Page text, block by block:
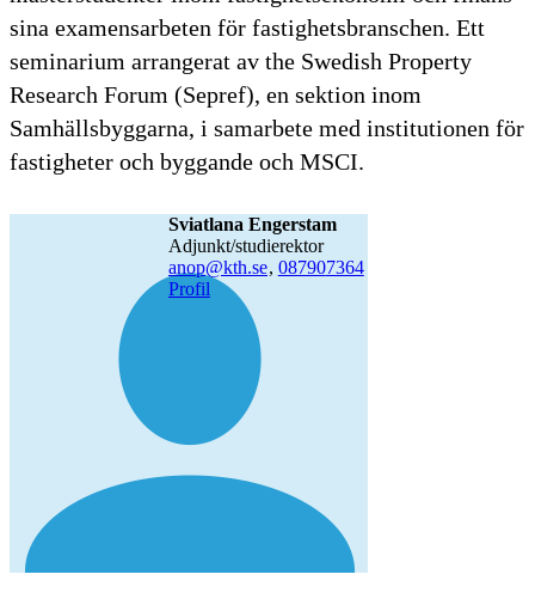
sina examensarbeten för fastighetsbranschen. Ett
seminarium arrangerat av the Swedish Property
Research Forum (Sepref), en sektion inom
Samhällsbyggarna, i samarbete med institutionen för
fastigheter och byggande och MSCI.
Sviatlana Engerstam
adjunkt/studierektor
anop@kth.se, 087907364
Profil